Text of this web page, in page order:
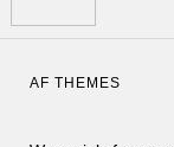
AF THEMES